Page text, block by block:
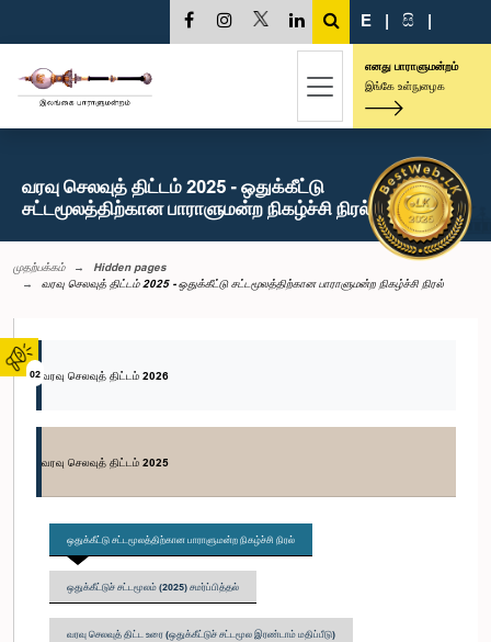
02
E | සි |
எனது பாராளுமன்றம்
இங்கே உள்நுழைக
வரவு செலவுத் திட்டம் 2025 - ஒதுக்கீட்டு
சட்டமூலத்திற்கான பாராளுமன்ற நிகழ்ச்சி நிரல்
முதற்பக்கம்
Hidden pages
வரவு செலவுத் திட்டம் 2025 - ஒதுக்கீட்டு சட்டமூலத்திற்கான பாராளுமன்ற நிகழ்ச்சி நிரல்
வரவு செலவுத் திட்டம் 2026
வரவு செலவுத் திட்டம் 2025
ஒதுக்கீட்டு சட்டமூலத்திற்கான பாராளுமன்ற நிகழ்ச்சி நிரல்
ஒதுக்கீட்டுச் சட்டமூலம் (2025) சமர்ப்பித்தல்
வரவு செலவுத் திட்ட உரை (ஒதுக்கீட்டுச் சட்டமூல இரண்டாம் மதிப்பீடு)